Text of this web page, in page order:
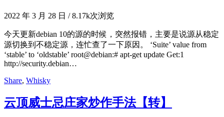
2022 年 3 月 28 日 /8.17k次浏览
今天更新debian 10的源的时候，突然报错，主要是说源从稳定
源切换到不稳定源，连忙查了一下原因。 ‘Suite’ value from
‘stable’ to ‘oldstable’ root@debian:# apt-get update Get:1
http://security.debian…
Share, Whisky
云顶威士忌庄家炒作手法【转】